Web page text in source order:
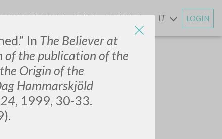
In The Believer at
of the publication of the
Origin of the
Hammarskjöld
, 1999, 30-33.
ENEWS CONTATTI IT LOGIN